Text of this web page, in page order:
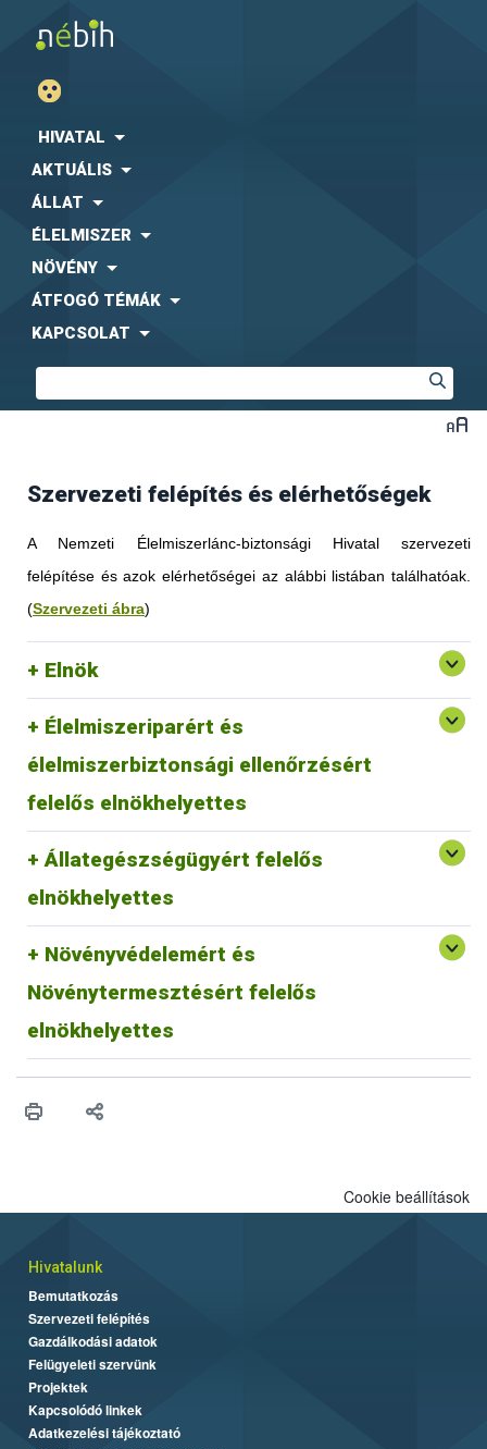
HIVATAL
AKTUÁLIS
ÁLLAT
ÉLELMISZER
NÖVÉNY
ÁTFOGÓ TÉMÁK
KAPCSOLAT
Szervezeti felépítés és elérhetőségek
A Nemzeti Élelmiszerlánc-biztonsági Hivatal szervezeti
felépítése és azok elérhetőségei az alábbi listában találhatóak.
(Szervezeti ábra)
Elnök
Élelmiszeriparért és
élelmiszerbiztonsági ellenőrzésért
felelős elnökhelyettes
Állategészségügyért felelős
elnökhelyettes
Növényvédelemért és
Növénytermesztésért felelős
elnökhelyettes
Cookie beállítások
Hivatalunk
Bemutatkozás
Szervezeti felépítés
Gazdálkodási adatok
Felügyeleti szervünk
Projektek
Kapcsolódó linkek
Adatkezelési tájékoztató